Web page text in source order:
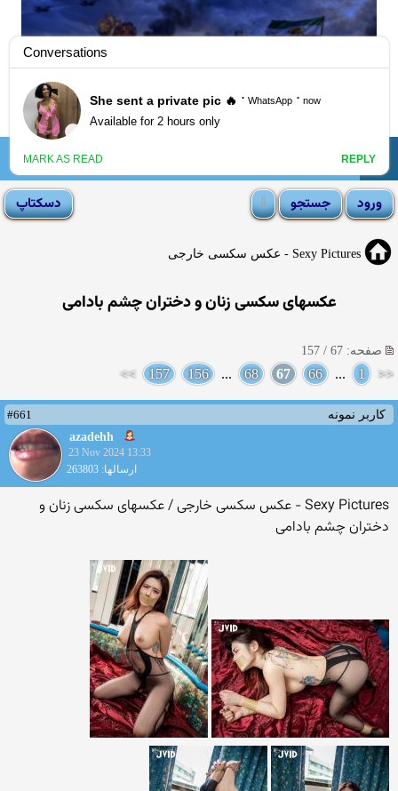
انجمن لوتی ☰
Sexy Pictures - عکس سکسی خارجی
عکسهای سکسی زنان و دختران چشم بادامی
صفحه: 67 / 157
<<
1
...
66
67
68
...
156
157
>>
کاربر نمونه
#661
azadehh
23 Nov 2024 13:33
ارسالها: 263803
Sexy Pictures - عکس سکسی خارجی / عکسهای سکسی زنان و
دختران چشم بادامی